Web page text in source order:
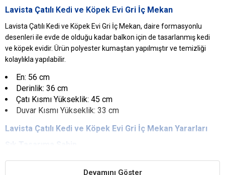
Lavista Çatılı Kedi ve Köpek Evi Gri İç Mekan
Lavista Çatılı Kedi ve Köpek Evi Gri İç Mekan, daire formasyonlu
desenleri ile evde de olduğu kadar balkon için de tasarlanmış kedi
ve köpek evidir. Ürün polyester kumaştan yapılmıştır ve temizliği
kolaylıkla yapılabilir.
En: 56 cm
Derinlik: 36 cm
Çatı Kısmı Yükseklik: 45 cm
Duvar Kısmı Yükseklik: 33 cm
Lavista Çatılı Kedi ve Köpek Evi Gri İç Mekan Yararları
Gri renge sahip olup çatılı tasarımıyla şık bir görünüme sahiptir.
Devamını Göster